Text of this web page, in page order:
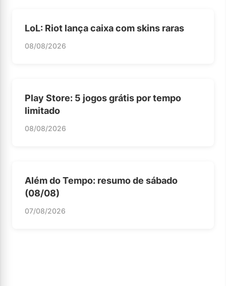
LoL: Riot lança caixa com skins raras
08/08/2026
Play Store: 5 jogos grátis por tempo
limitado
08/08/2026
Além do Tempo: resumo de sábado
(08/08)
07/08/2026